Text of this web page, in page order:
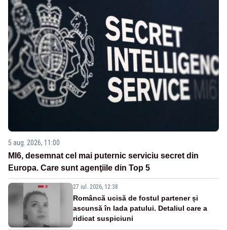
5 aug. 2026, 11:00
MI6, desemnat cel mai puternic serviciu secret din
Europa. Care sunt agenţiile din Top 5
27 iul. 2026, 12:38
Româncă ucisă de fostul partener și
ascunsă în lada patului. Detaliul care a
ridicat suspiciuni